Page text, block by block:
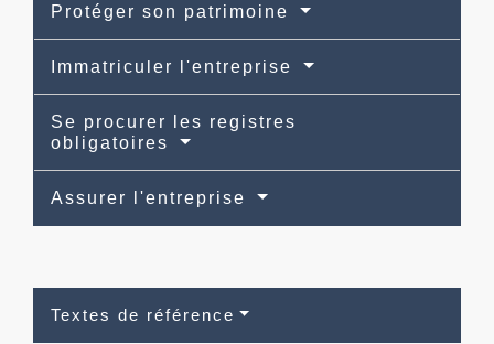
Protéger son patrimoine
Immatriculer l'entreprise
Se procurer les registres
obligatoires
Assurer l'entreprise
Textes de référence